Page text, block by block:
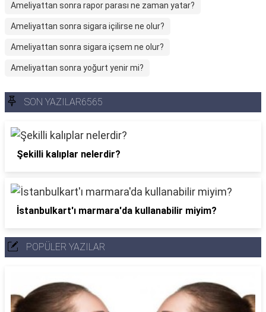
Ameliyattan sonra rapor parası ne zaman yatar?
Ameliyattan sonra sigara içilirse ne olur?
Ameliyattan sonra sigara içsem ne olur?
Ameliyattan sonra yoğurt yenir mi?
SON YAZILAR6565
Şekilli kalıplar nelerdir?
İstanbulkart'ı marmara'da kullanabilir miyim?
POPÜLER YAZILAR